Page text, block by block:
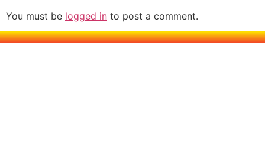
You must be logged in to post a comment.